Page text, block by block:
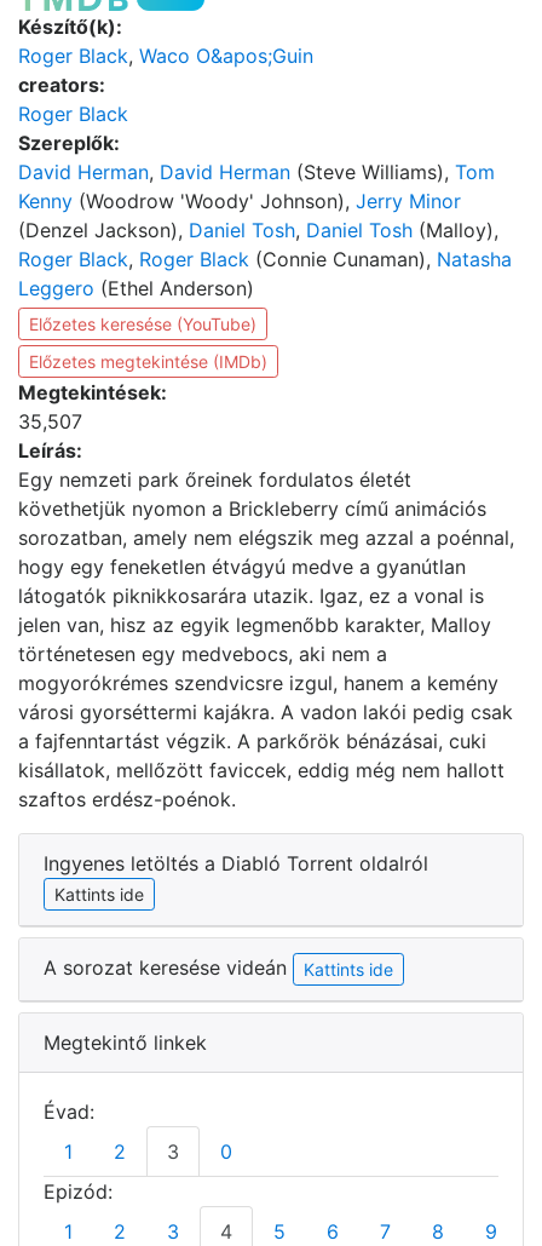
Készítő(k):
Roger Black, Waco O&apos;Guin
creators:
Roger Black
Szereplők:
David Herman, David Herman (Steve Williams), Tom
Kenny (Woodrow 'Woody' Johnson), Jerry Minor
(Denzel Jackson), Daniel Tosh, Daniel Tosh (Malloy),
Roger Black, Roger Black (Connie Cunaman), Natasha
Leggero (Ethel Anderson)
Előzetes keresése (YouTube)
Előzetes megtekintése (IMDb)
Megtekintések:
35,507
Leírás:
Egy nemzeti park őreinek fordulatos életét
követhetjük nyomon a Brickleberry című animációs
sorozatban, amely nem elégszik meg azzal a poénnal,
hogy egy feneketlen étvágyú medve a gyanútlan
látogatók piknikkosarára utazik. Igaz, ez a vonal is
jelen van, hisz az egyik legmenőbb karakter, Malloy
történetesen egy medvebocs, aki nem a
mogyorókrémes szendvicsre izgul, hanem a kemény
városi gyorséttermi kajákra. A vadon lakói pedig csak
a fajfenntartást végzik. A parkőrök bénázásai, cuki
kisállatok, mellőzött faviccek, eddig még nem hallott
szaftos erdész-poénok.
Ingyenes letöltés a Diabló Torrent oldalról
Kattints ide
A sorozat keresése videán Kattints ide
Megtekintő linkek
Évad:
1
2 3
0
Epizód:
1
2 3 4 5 6 7 8 9